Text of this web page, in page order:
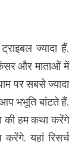
ज्यादा हैं.
और माताओं में
पर सबसे ज्यादा
भभूति बांटते हैं.
की हम कथा करेंगे
यहां रिसर्च